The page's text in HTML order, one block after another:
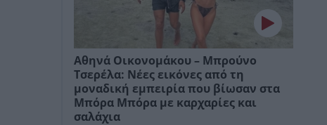
Αθηνά Οικονομάκου – Μπρούνο
Τσερέλα: Νέες εικόνες από τη
μοναδική εμπειρία που βίωσαν στα
Μπόρα Μπόρα με καρχαρίες και
σαλάχια